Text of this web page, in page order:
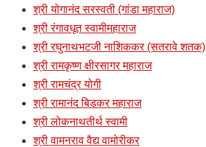
श्री योगानंद सरस्वती (गांडा महाराज)
श्री रंगावधूत स्वामीमहाराज
श्री रघुनाथभटजी नाशिककर (सतरावे शतक)
श्री रामकृष्ण क्षीरसागर महाराज
श्री रामचंद्र योगी
श्री रामानंद बिडकर महाराज
श्री लोकनाथतीर्थ स्वामी
श्री वामनराव वैद्य वामोरीकर